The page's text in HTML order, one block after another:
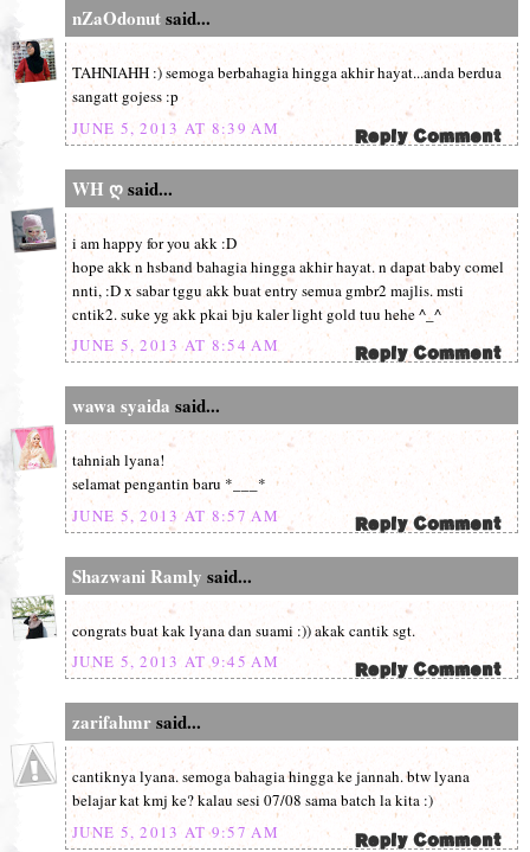
nZaOdonutsaid...
TAHNIAHH :) semoga berbahagia hingga akhir hayat...anda berdua
sangatt gojess :p
JUNE 5, 2013 AT 8:39 AM
WH ღsaid...
i am happy for you akk :D
hope akk n hsband bahagia hingga akhir hayat. n dapat baby comel
nnti, :D x sabar tggu akk buat entry semua gmbr2 majlis. msti
cntik2. suke yg akk pkai bju kaler light gold tuu hehe ^_^
JUNE 5, 2013 AT 8:54 AM
wawa syaida said...
tahniah lyana!
selamat pengantin baru *___*
JUNE 5, 2013 AT 8:57 AM
Shazwani Ramly said...
congrats buat kak lyana dan suami :)) akak cantik sgt.
JUNE 5, 2013 AT 9:45 AM
zarifahmrsaid...
cantiknya lyana. semoga bahagia hingga ke jannah. btw lyana
belajar kat kmj ke? kalau sesi 07/08 sama batch la kita :)
JUNE 5, 2013 AT 9:57 AM